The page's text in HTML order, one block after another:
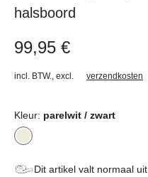
halsboord
99,95 €
incl. BTW. excl. verzendkosten
Kleur: parelwit / zwart
Dit artikel valt normaal uit